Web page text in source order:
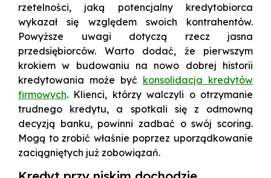
rzetelności, jaką potencjalny kredytobiorca
wykazał się względem swoich kontrahentów.
Powyższe uwagi dotyczą rzecz jasna
przedsiębiorców. Warto dodać, że pierwszym
krokiem w budowaniu na nowo dobrej historii
kredytowania może być konsolidacja kredytów
firmowych. Klienci, którzy walczyli o otrzymanie
trudnego kredytu, a spotkali się z odmowną
decyzją banku, powinni zadbać o swój scoring.
Mogą to zrobić właśnie poprzez uporządkowanie
zaciągniętych już zobowiązań.